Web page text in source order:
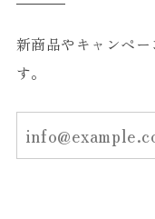
新商品やキャンペ
す。